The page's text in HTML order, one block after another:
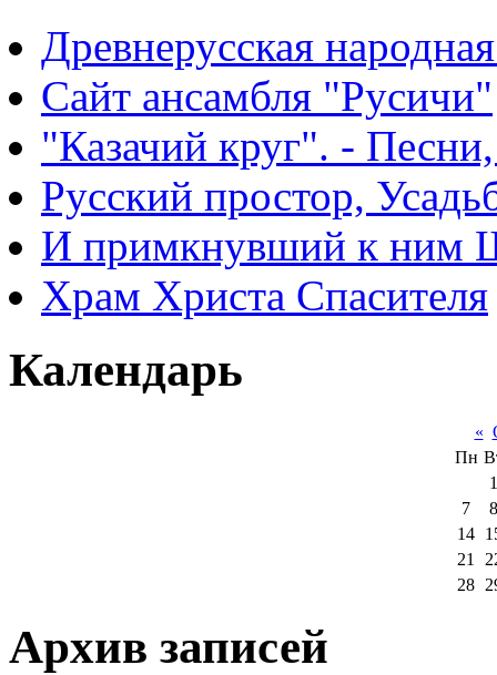
Древнерусская
Сайт ансамбля "Русичи"
"Казачий круг". -
Русский простор,
И примкнувший к ним
Храм Христа Спасителя
Календарь
«
Пн
1
7
8
14
21
28
Архив записей